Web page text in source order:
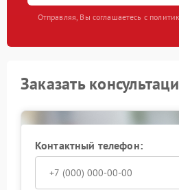
Отправляя, Вы соглашаетесь с
Заказать
Контактный телефон: